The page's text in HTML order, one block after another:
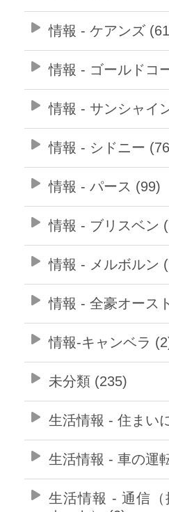
情報 - ケアンズ
情報 - ゴールドコ
情報 - サンシャイ
情報 - シドニー
情報 - パース (99)
情報 - ブリスベン
情報 - メルボルン
情報 - 全豪オース
情報-キャンベラ
未分類 (235)
生活情報 - 住まい
生活情報 - 車の運
生活情報 - 通信